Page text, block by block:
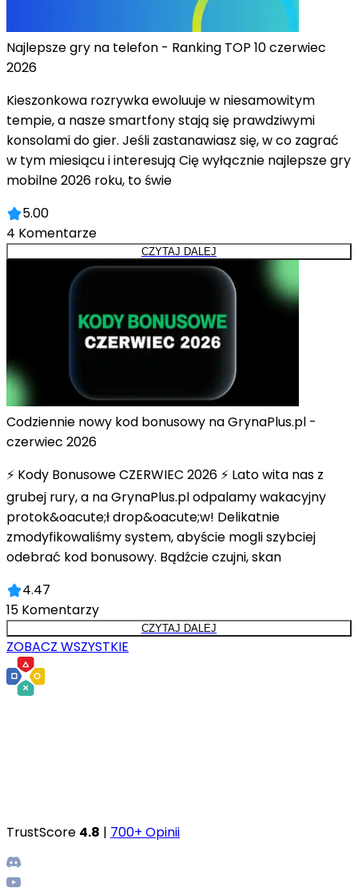
Najlepsze gry na telefon - Ranking TOP 10 czerwiec
2026
Kieszonkowa rozrywka ewoluuje w niesamowitym
tempie, a nasze smartfony stają się prawdziwymi
konsolami do gier. Jeśli zastanawiasz się, w co zagrać
w tym miesiącu i interesują Cię wyłącznie najlepsze gry
mobilne 2026 roku, to świe
5.00
4 Komentarze
CZYTAJ DALEJ
Codziennie nowy kod bonusowy na GrynaPlus.pl -
czerwiec 2026
⚡ Kody Bonusowe CZERWIEC 2026 ⚡ Lato wita nas z
grubej rury, a na GrynaPlus.pl odpalamy wakacyjny
protok&oacute;ł drop&oacute;w! Delikatnie
zmodyfikowaliśmy system, abyście mogli szybciej
odebrać kod bonusowy. Bądźcie czujni, skan
4.47
15 Komentarzy
CZYTAJ DALEJ
ZOBACZ WSZYSTKIE
TrustScore 4.8 | 700+ Opinii